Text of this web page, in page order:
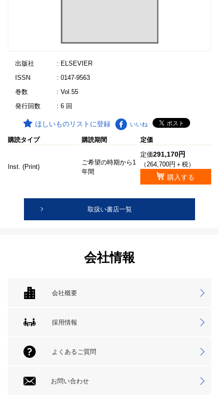
出版社
: ELSEVIER
ISSN
: 0147-9563
巻数
: Vol.55
発行回数
: 6 回
ほしいものリストに登録 いいね
購読タイプ 購読期間 定価
Inst. (Print)
ご希望の時期から1
年間
定価291,170円
（264,700円＋税）
購入する
取扱い書店一覧
会社情報
会社概要
採用情報
よくあるご質問
お問い合わせ